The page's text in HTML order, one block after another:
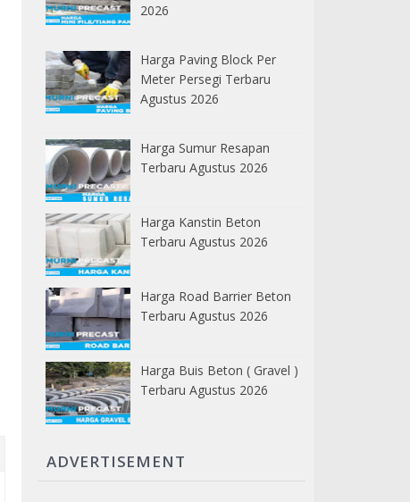
2026
Harga Paving Block Per
Meter Persegi Terbaru
Agustus 2026
Harga Sumur Resapan
Terbaru Agustus 2026
Harga Kanstin Beton
Terbaru Agustus 2026
Harga Road Barrier Beton
Terbaru Agustus 2026
Harga Buis Beton ( Gravel )
Terbaru Agustus 2026
ADVERTISEMENT